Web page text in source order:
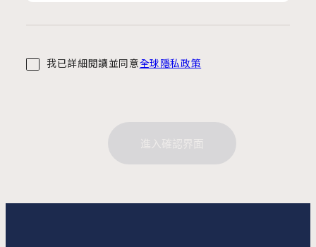
我已詳細閱讀並同意全球隱私政策